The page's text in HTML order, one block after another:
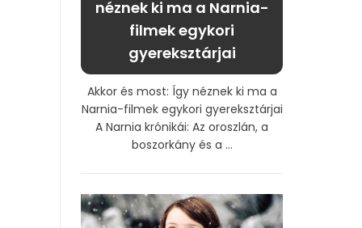
néznek ki ma a Narnia-
filmek egykori
gyereksztárjai
Akkor és most: Így néznek ki ma a
Narnia-filmek egykori gyereksztárjai
A Narnia krónikái: Az oroszlán, a
boszorkány és a ...